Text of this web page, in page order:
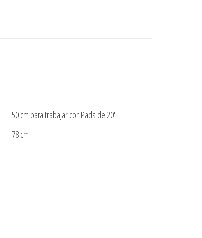
50 cm para trabajar con Pads de 20″
78 cm